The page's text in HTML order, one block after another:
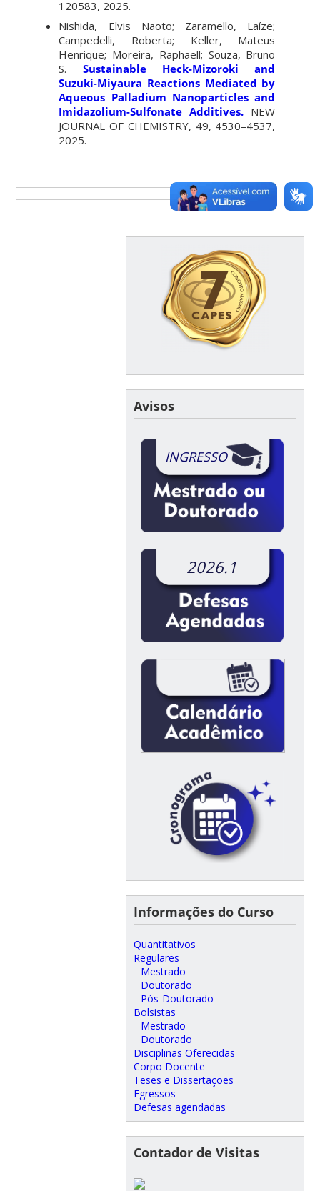
120583, 2025.
Nishida, Elvis Naoto; Zaramello, Laíze;
Campedelli, Roberta; Keller, Mateus
Henrique; Moreira, Raphaell; Souza, Bruno
S. Sustainable Heck-Mizoroki and
Suzuki-Miyaura Reactions Mediated by
Aqueous Palladium Nanoparticles and
Imidazolium-Sulfonate Additives. NEW
JOURNAL OF CHEMISTRY, 49, 4530–4537,
2025.
Avisos
INGRESSO
2026.1
Informações do Curso
Quantitativos
Regulares
Mestrado
Doutorado
Pós-Doutorado
Bolsistas
Mestrado
Doutorado
Disciplinas Oferecidas
Corpo Docente
Teses e Dissertações
Egressos
Defesas agendadas
Contador de Visitas